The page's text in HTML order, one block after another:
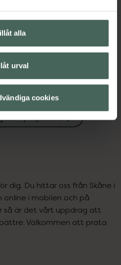
alla
urval
cookies
inom
för ögon
dig. Du hittar oss från Skåne i
online i mobilen och på
så är det vårt uppdrag att
Välkommen att prata